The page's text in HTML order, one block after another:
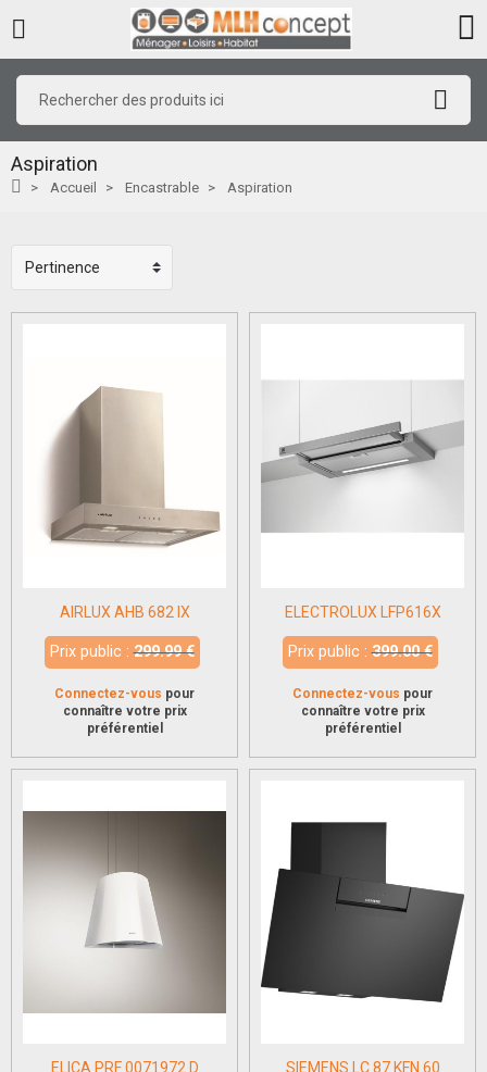
Aspiration
Accueil Encastrable Aspiration
AIRLUX AHB 682 IX
Prix public :299.99 €
Connectez-vous pour
connaître votre prix
préférentiel
ELECTROLUX LFP616X
Prix public :399.00 €
Connectez-vous pour
connaître votre prix
préférentiel
ELICA PRF 0071972 D SIEMENS LC 87 KFN 60